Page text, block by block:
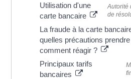
Utilisation d'une
carte bancaire
Autorité
de
La fraude à la carte
quelles précautions
comment réagir ?
Principaux tarifs
bancaires